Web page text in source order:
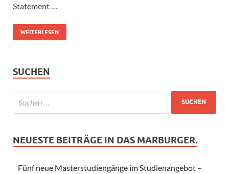
Statement …
WEITERLESEN
SUCHEN
NEUESTE BEITRÄGE IN DAS MARBURGER.
Fünf neue Masterstudiengänge im Studienangebot –